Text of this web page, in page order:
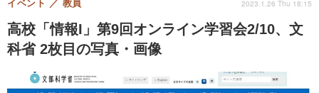
高校「情報I」第9回オンライン学習会2/10、文
科省 2枚目の写真・画像
イベント 教員 2023.1.26 Thu 18:15